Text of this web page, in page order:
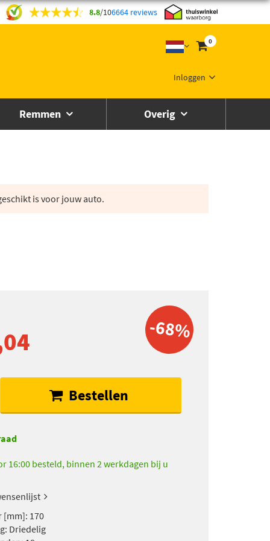
8.8/106664 reviews
0
Inloggen
Remmen Overig
is voor jouw auto.
-68%
Bestellen
16:00 besteld, binnen 2 werkdagen bij u
[mm]: 170
Driedelig